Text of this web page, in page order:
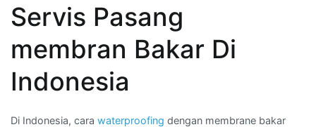
membran
waterproofing
Kota
Servis Pasang
membran Bakar Di
Indonesia
Di Indonesia, cara waterproofing dengan membrane bakar